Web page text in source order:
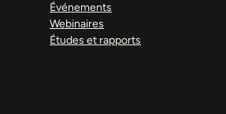
Événements
Webinaires
Études et rapports